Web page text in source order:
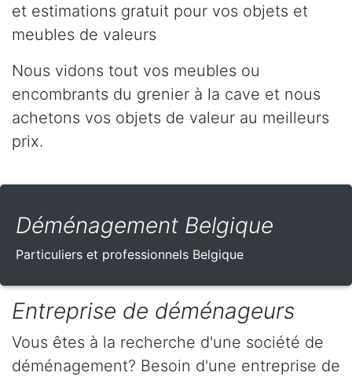
et estimations gratuit pour vos objets et
meubles de valeurs
Nous vidons tout vos meubles ou
encombrants du grenier à la cave et nous
achetons vos objets de valeur au meilleurs
prix.
Déménagement Belgique
Particuliers et professionnels Belgique
Entreprise de déménageurs
Vous êtes à la recherche d'une société de
déménagement? Besoin d'une entreprise de